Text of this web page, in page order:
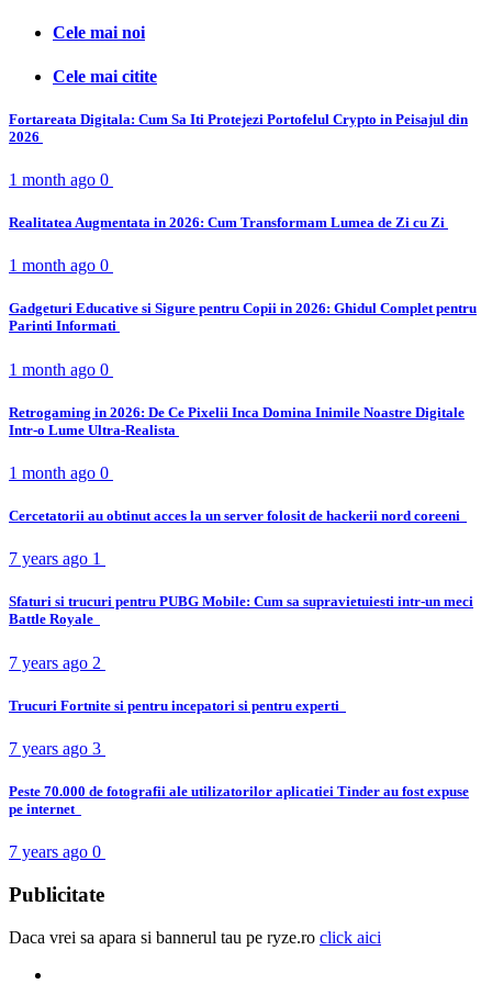
Cele mai noi
Cele mai citite
Fortareata Digitala: Cum Sa Iti Protejezi Portofelul Crypto in Peisajul din
2026
1 month ago 0
Realitatea Augmentata in 2026: Cum Transformam Lumea de Zi cu Zi
1 month ago 0
Gadgeturi Educative si Sigure pentru Copii in 2026: Ghidul Complet pentru
Parinti Informati
1 month ago 0
Retrogaming in 2026: De Ce Pixelii Inca Domina Inimile Noastre Digitale
Intr-o Lume Ultra-Realista
1 month ago 0
Cercetatorii au obtinut acces la un server folosit de hackerii nord coreeni
7 years ago 1
Sfaturi si trucuri pentru PUBG Mobile: Cum sa supravietuiesti intr-un meci
Battle Royale
7 years ago 2
Trucuri Fortnite si pentru incepatori si pentru experti
7 years ago 3
Peste 70.000 de fotografii ale utilizatorilor aplicatiei Tinder au fost expuse
pe internet
7 years ago 0
Publicitate
Daca vrei sa apara si bannerul tau pe ryze.ro click aici